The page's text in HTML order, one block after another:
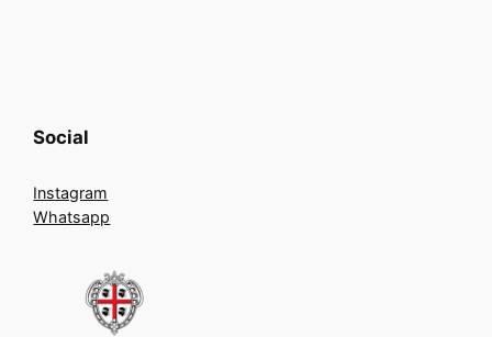
Social
Instagram
Whatsapp